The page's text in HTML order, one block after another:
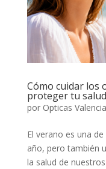
Cómo cuidar los
proteger tu
por Opticas Valencia
El verano es una
año, pero también
la salud de